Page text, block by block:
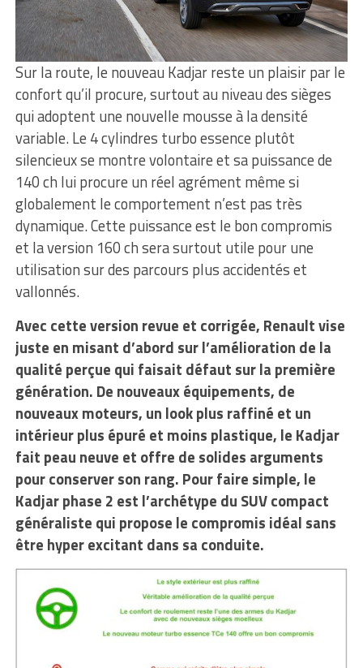
Sur la route, le nouveau Kadjar reste un plaisir par le
confort qu’il procure, surtout au niveau des sièges
qui adoptent une nouvelle mousse à la densité
variable. Le 4 cylindres turbo essence plutôt
silencieux se montre volontaire et sa puissance de
140 ch lui procure un réel agrément même si
globalement le comportement n’est pas très
dynamique. Cette puissance est le bon compromis
et la version 160 ch sera surtout utile pour une
utilisation sur des parcours plus accidentés et
vallonnés.
Avec cette version revue et corrigée, Renault vise
juste en misant d’abord sur l’amélioration de la
qualité perçue qui faisait défaut sur la première
génération. De nouveaux équipements, de
nouveaux moteurs, un look plus raffiné et un
intérieur plus épuré et moins plastique, le Kadjar
fait peau neuve et offre de solides arguments
pour conserver son rang. Pour faire simple, le
Kadjar phase 2 est l’archétype du SUV compact
généraliste qui propose le compromis idéal sans
être hyper excitant dans sa conduite.